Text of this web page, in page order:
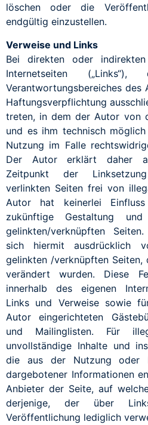
löschen oder die
endgültig einzustellen.
Verweise und Links
Bei direkten oder
Internetseiten
Verantwortungsbereiches des
Haftungsverpflichtung
treten, in dem der Autor von
und es ihm technisch
Nutzung im Falle
Der Autor erklärt daher
Zeitpunkt der
verlinkten Seiten frei von
Autor hat keinerlei
zukünftige Gestaltung
gelinkten/verknüpften
sich hiermit ausdrücklich
gelinkten /verknüpften Seiten,
verändert wurden. Diese
innerhalb des eigenen
Links und Verweise sowie
Autor eingerichteten
und Mailinglisten. Für
unvollständige Inhalte und
die aus der Nutzung oder
dargebotener Informationen
Anbieter der Seite, auf
derjenige, der über
Veröffentlichung lediglich